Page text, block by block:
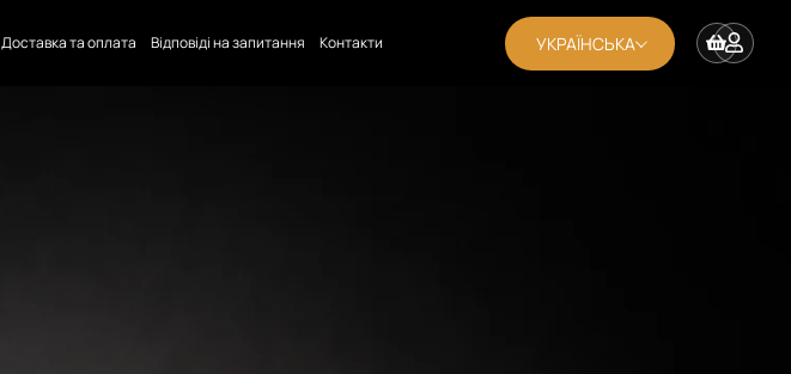
Доставка та оплата Відповіді на запитання Контакти УКРАЇНСЬКА